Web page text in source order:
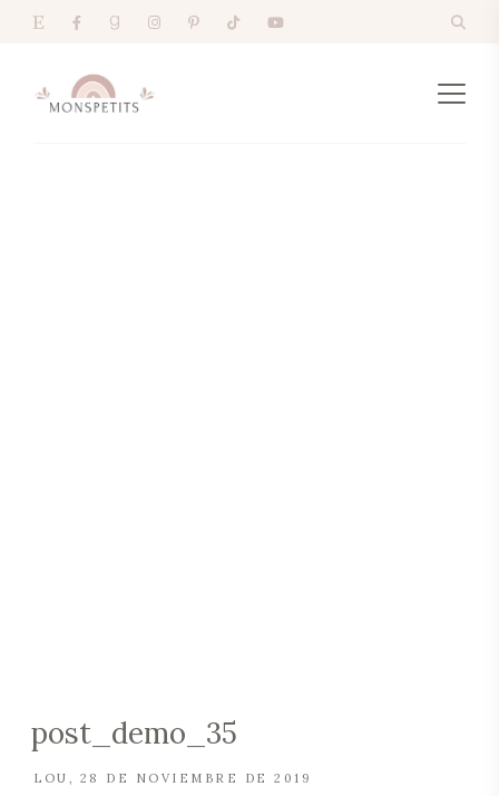
post_demo_35
LOU 28 DE NOVIEMBRE DE 2019